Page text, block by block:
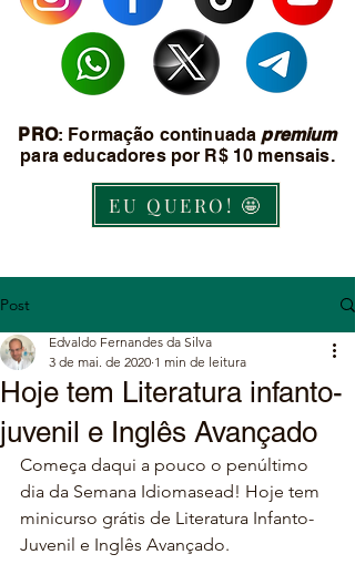
PRO: Formação continuada premium
para educadores por R$ 10 mensais.
EU QUERO! 🤩
Post
Hoje tem Literatura infanto-
juvenil e Inglês Avançado
Edvaldo Fernandes da Silva
3 de mai. de 2020 1 min de leitura
Começa daqui a pouco o penúltimo
dia da Semana Idiomasead! Hoje tem
minicurso grátis de Literatura Infanto-
Juvenil e Inglês Avançado.